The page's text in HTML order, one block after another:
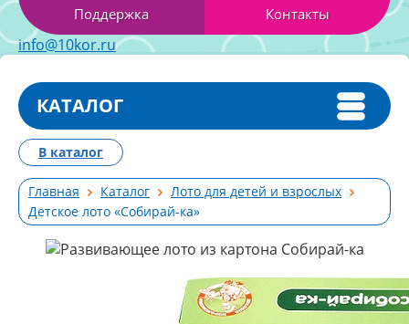
Поддержка Контакты
info@10kor.ru
КАТАЛОГ
Главная Каталог
Лото для детей и взрослых
Детское лото «Собирай-ка»
В каталог